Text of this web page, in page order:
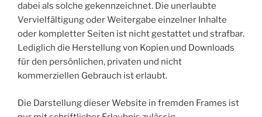
dabei als solche gekennzeichnet. Die unerlaubte
Vervielfältigung oder Weitergabe einzelner Inhalte
oder kompletter Seiten ist nicht gestattet und strafbar.
Lediglich die Herstellung von Kopien und Downloads
für den persönlichen, privaten und nicht
kommerziellen Gebrauch ist erlaubt.
Die Darstellung dieser Website in fremden Frames ist